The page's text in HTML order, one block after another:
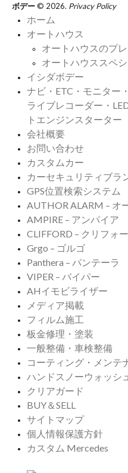
ボデー© 2026. Privacy Policy
ホーム
オートハウス
オートハウスのプ
オートハウススペ
イシダボデー
ナビ・ETC・モニター
ライブレコーダー・
トエンジンスターター
会社概要
お問い合わせ
カスタムカー
カーセキュリティブラ
GPS位置検索システム
AUTHOR ALARM – オ
AMPIRE – アンパイア
CLIFFORD – クリフォ
Grgo – ゴルゴ
Panthera – パンテーラ
VIPER – バイパー
AHイモビライザー
メディア掲載
フィルム施工
板金修理・塗装
一般整備・車検整備
コーティング・メンテ
ハンドスノーウォッシュ
クリアガード
BUY＆SELL
サイトマップ
個人情報保護方針
カスタム Mercedes